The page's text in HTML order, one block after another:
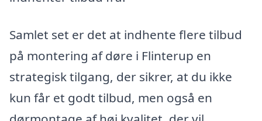
Samlet set er det at indhente flere tilbud
på montering af døre i Flinterup en
strategisk tilgang, der sikrer, at du ikke
kun får et godt tilbud, men også en